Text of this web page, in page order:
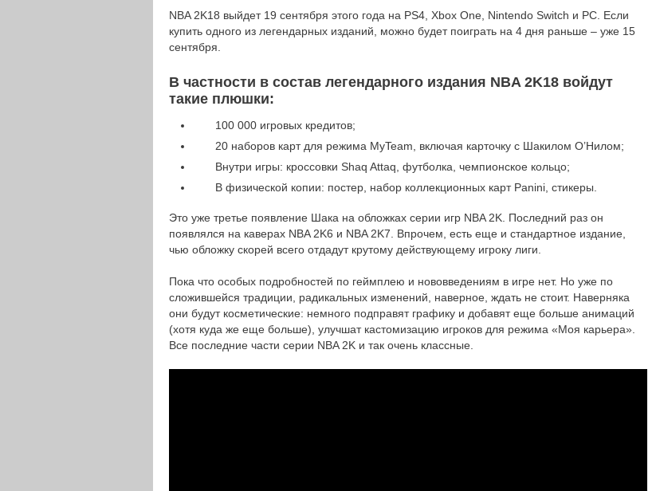
NBA 2K18 выйдет 19 сентября этого года на PS4, Xbox One, Nintendo Switch и PC. Если
купить одного из легендарных изданий, можно будет поиграть на 4 дня раньше – уже 15
сентября.
В частности в состав легендарного издания NBA 2K18 войдут
такие плюшки:
100 000 игровых кредитов;
20 наборов карт для режима MyTeam, включая карточку с Шакилом О’Нилом;
Внутри игры: кроссовки Shaq Attaq, футболка, чемпионское кольцо;
В физической копии: постер, набор коллекционных карт Panini, стикеры.
Это уже третье появление Шака на обложках серии игр NBA 2K. Последний раз он
появлялся на каверах NBA 2K6 и NBA 2K7. Впрочем, есть еще и стандартное издание,
чью обложку скорей всего отдадут крутому действующему игроку лиги.
Пока что особых подробностей по геймплею и нововведениям в игре нет. Но уже по
сложившейся традиции, радикальных изменений, наверное, ждать не стоит. Наверняка
они будут косметические: немного подправят графику и добавят еще больше анимаций
(хотя куда же еще больше), улучшат кастомизацию игроков для режима «Моя карьера».
Все последние части серии NBA 2K и так очень классные.